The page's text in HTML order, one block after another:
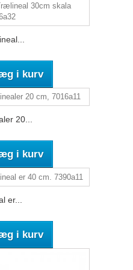
i kurv
20...
i kurv
er...
i kurv